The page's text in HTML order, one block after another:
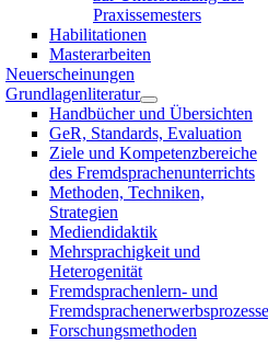
Praxissemesters
Habilitationen
Masterarbeiten
Neuerscheinungen
Grundlagenliteratur
Handbücher und Übersichten
GeR, Standards, Evaluation
Ziele und Kompetenzbereiche
des Fremdsprachenunterrichts
Methoden, Techniken,
Strategien
Mediendidaktik
Mehrsprachigkeit und
Heterogenität
Fremdsprachenlern- und
Fremdsprachenerwerbsprozesse
Forschungsmethoden